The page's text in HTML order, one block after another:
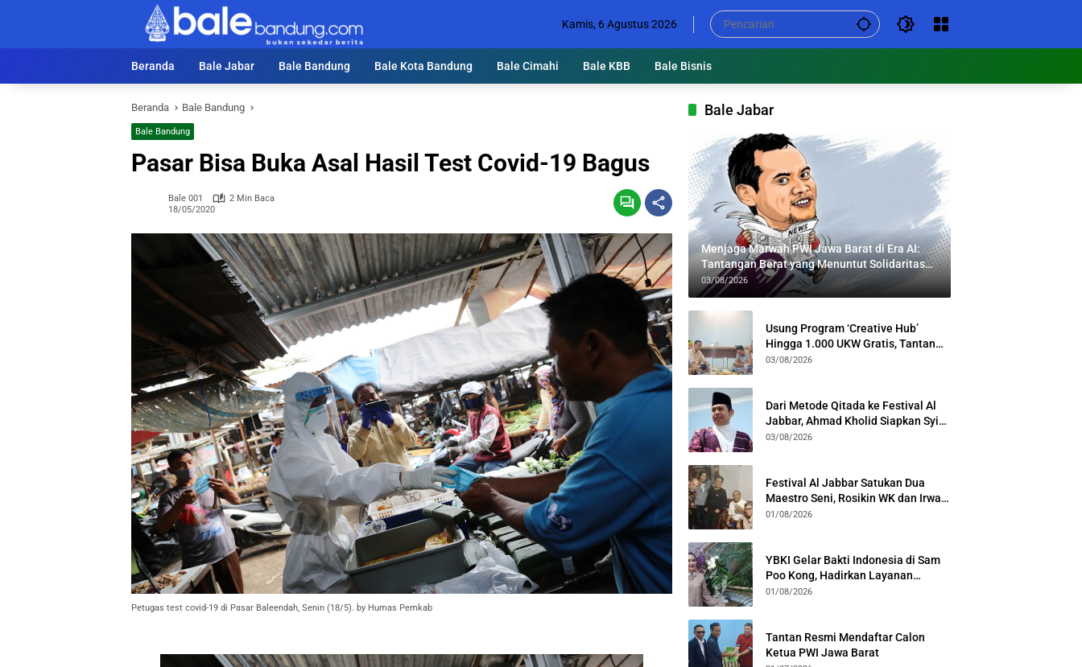
Kamis, 6 Agustus 2026
Beranda Bale Jabar Bale Bandung Bale Kota Bandung Bale Cimahi Bale KBB Bale Bisnis
Beranda Bale Bandung
Bale Bandung
Pasar Bisa Buka Asal Hasil Test Covid-19 Bagus
Bale 001
2 Min Baca
18/05/2020
Petugas test covid-19 di Pasar Baleendah, Senin (18/5). by Humas Pemkab
Bale Jabar
Menjaga Marwah PWI Jawa Barat di Era AI:
Tantangan Berat yang Menuntut Solidaritas
Lintas Generasi
03/08/2026
Usung Program ‘Creative Hub’
Hingga 1.000 UKW Gratis, Tantan
Sulthon Paparkan Visi PWI Jabar di
03/08/2026
Dari Metode Qitada ke Festival Al
Jabbar, Ahmad Kholid Siapkan Syiar
Al-Qur’an Lewat Nada
03/08/2026
Festival Al Jabbar Satukan Dua
Maestro Seni, Rosikin WK dan Irwan
Guntari Garap Pertunjukan Kolosal
01/08/2026
YBKI Gelar Bakti Indonesia di Sam
Poo Kong, Hadirkan Layanan
Kesehatan Gratis dan Dialog
01/08/2026
Tantan Resmi Mendaftar Calon
Ketua PWI Jawa Barat